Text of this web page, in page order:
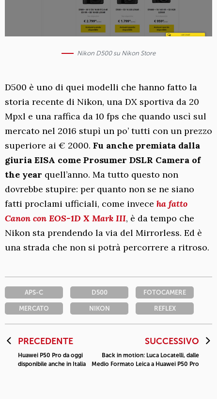
Nikon D500 su Nikon Store
D500 è uno di quei modelli che hanno fatto la
storia recente di Nikon, una DX sportiva da 20
Mpxl e una raffica da 10 fps che quando uscì sul
mercato nel 2016 stupì un po’ tutti con un prezzo
superiore ai € 2000. Fu anche premiata dalla
giuria EISA come Prosumer DSLR Camera of
the year quell’anno. Ma tutto questo non
dovrebbe stupire: per quanto non se ne siano
fatti proclami ufficiali, come invece ha fatto
Canon con EOS-1D X Mark III, è da tempo che
Nikon sta prendendo la via del Mirrorless. Ed è
una strada che non si potrà percorrere a ritroso.
APS-C D500 FOTOCAMERE
MERCATO NIKON REFLEX
PRECEDENTE
Huawei P50 Pro da oggi
disponibile anche in Italia
SUCCESSIVO
Back in motion: Luca Locatelli, dalle
Medio Formato Leica a Huawei P50 Pro